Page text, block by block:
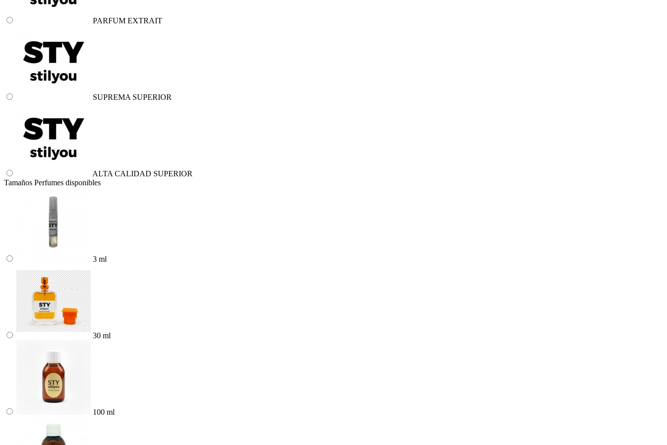
PARFUM EXTRAIT
SUPREMA SUPERIOR
ALTA CALIDAD SUPERIOR
Tamaños Perfumes disponibles
3 ml
30 ml
100 ml